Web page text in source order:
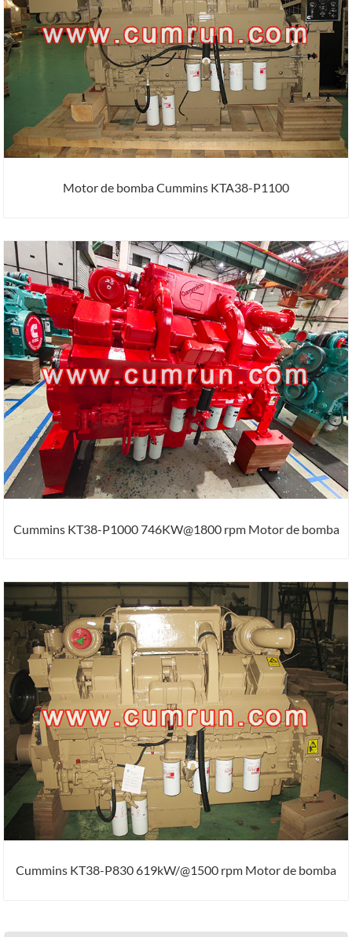
Motor de bomba Cummins KTA38-P1100
Cummins KT38-P1000 746KW@1800 rpm Motor de bomba
Cummins KT38-P830 619kW/@1500 rpm Motor de bomba